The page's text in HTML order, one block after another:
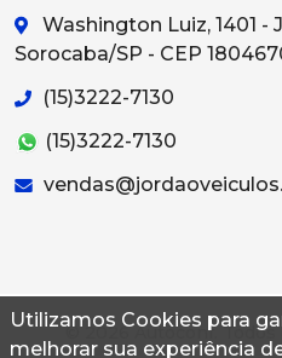
Utilizamos Cookies para
melhorar sua experiência
Washington Luiz, 1401 -
Sorocaba/SP - CEP
(15)3222-7130
(15)3222-7130
© 2026 Autoconf. Todos